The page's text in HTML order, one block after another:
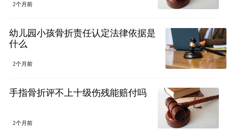
2个月前
幼儿园小孩骨折责任认定法律依据是
什么
2个月前
手指骨折评不上十级伤残能赔付吗
2个月前